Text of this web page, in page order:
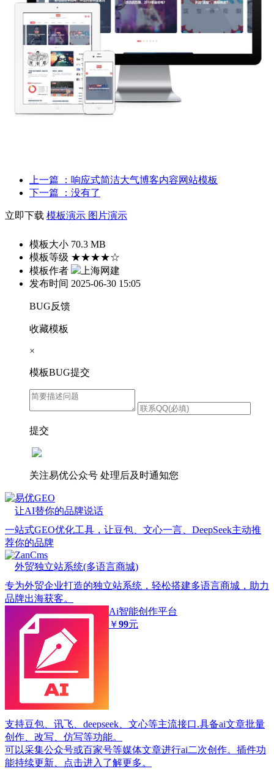
上一篇
：响应式简洁大气博客内容网站模板
下一篇
：没有了
立即下载 模板演示 图片演示
模板大小 70.3 MB
模板等级 ★★★★☆
模板作者
上海网建
发布时间 2025-06-30 15:05
BUG反馈
收藏模板
×
模板BUG提交
提交
关注易优公众号 处理后及时通知您
易优GEO
让AI替你的品牌说话
一站式GEO优化工具，让豆包、文心一言、DeepSeek主动推
荐你的品牌
ZanCms
外贸独立站系统(多语言商城)
专为外贸企业打造的独立站系统，轻松搭建多语言商城，助力
品牌出海获客。
Ai智能创作平台
￥99元
支持豆包、讯飞、deepseek、文心等主流接口.具备ai文章批量
创作、改写、仿写等功能。
可以采集公众号或百家号等媒体文章进行ai二次创作。插件功
能持续更新、点击进入了解更多。